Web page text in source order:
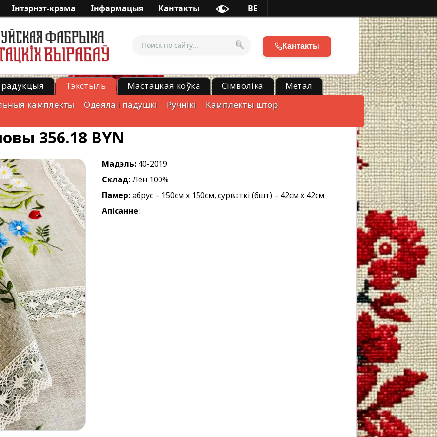
Iнтэрнэт-крама Iнфармацыя Кантакты BE
Кантакты
Тэкстыль
камплекты Одеяла і падушкі Ручнікі
Камплекты штор
Мастацкая коўка Сімволіка Метал
356.18 BYN
Мадэль: 40-2019
Склад:Лён 100%
Памер:абрус – 150см х 150см, сурвэткі (6шт) – 42см х 42см
Апісанне: